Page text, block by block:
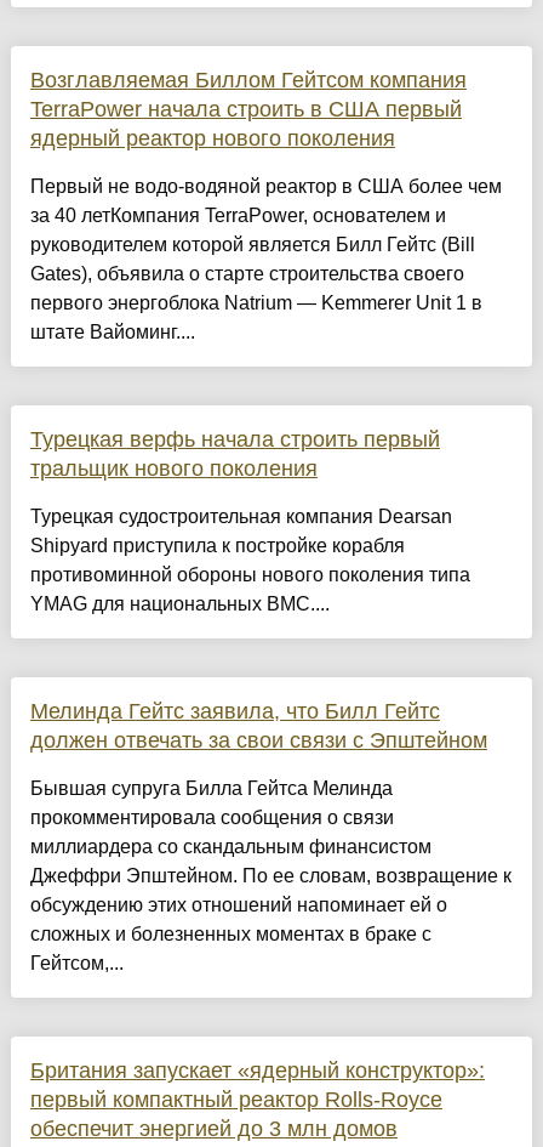
Возглавляемая Биллом Гейтсом компания
TerraPower начала строить в США первый
ядерный реактор нового поколения
Первый не водо-водяной реактор в США более чем
за 40 летКомпания TerraPower, основателем и
руководителем которой является Билл Гейтс (Bill
Gates), объявила о старте строительства своего
первого энергоблока Natrium — Kemmerer Unit 1 в
штате Вайоминг....
Турецкая верфь начала строить первый
тральщик нового поколения
Турецкая судостроительная компания Dearsan
Shipyard приступила к постройке корабля
противоминной обороны нового поколения типа
YMAG для национальных ВМС....
Мелинда Гейтс заявила, что Билл Гейтс
должен отвечать за свои связи с Эпштейном
Бывшая супруга Билла Гейтса Мелинда
прокомментировала сообщения о связи
миллиардера со скандальным финансистом
Джеффри Эпштейном. По ее словам, возвращение к
обсуждению этих отношений напоминает ей о
сложных и болезненных моментах в браке с
Гейтсом,...
Британия запускает «ядерный конструктор»:
первый компактный реактор Rolls-Royce
обеспечит энергией до 3 млн домов